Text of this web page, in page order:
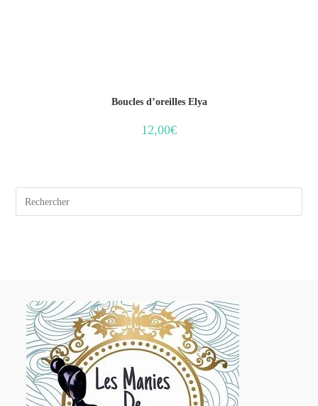
Boucles d’oreilles Elya
12,00€